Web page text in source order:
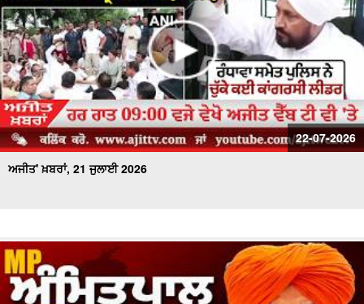
22-07-2026
ਅਜੀਤ' ਖ਼ਬਰਾਂ, 21 ਜੁਲਾਈ 2026